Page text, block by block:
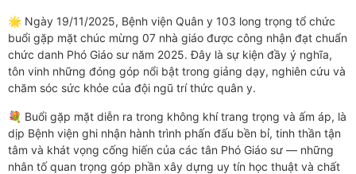
🌟 Ngày 19/11/2025, Bệnh viện Quân y 103 long trọng tổ chức
buổi gặp mặt chúc mừng 07 nhà giáo được công nhận đạt chuẩn
chức danh Phó Giáo sư năm 2025. Đây là sự kiện đầy ý nghĩa,
tôn vinh những đóng góp nổi bật trong giảng dạy, nghiên cứu và
chăm sóc sức khỏe của đội ngũ trí thức quân y.
💐 Buổi gặp mặt diễn ra trong không khí trang trọng và ấm áp, là
dịp Bệnh viện ghi nhận hành trình phấn đấu bền bỉ, tinh thần tận
tâm và khát vọng cống hiến của các tân Phó Giáo sư — những
nhân tố quan trọng góp phần xây dựng uy tín học thuật và chất